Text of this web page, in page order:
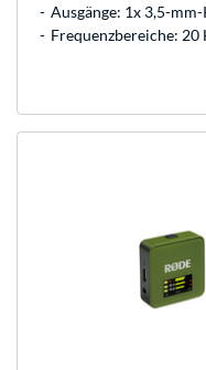
Ausgänge: 1x 3,5-
Frequenzbereiche: 20